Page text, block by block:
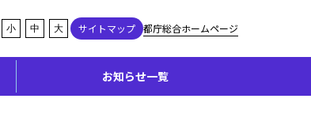
小 中 大 サイトマップ 都庁総合ホームページ
お知らせ一覧